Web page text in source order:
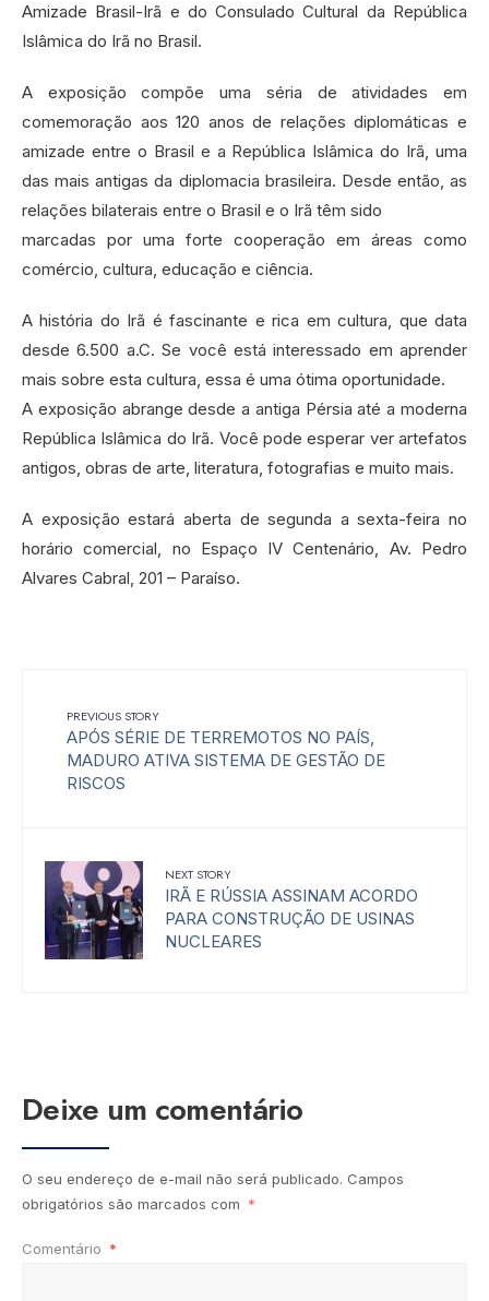
Amizade Brasil-Irã e do Consulado Cultural da República
Islâmica do Irã no Brasil.
A exposição compõe uma séria de atividades em
comemoração aos 120 anos de relações diplomáticas e
amizade entre o Brasil e a República Islâmica do Irã, uma
das mais antigas da diplomacia brasileira. Desde então, as
relações bilaterais entre o Brasil e o Irã têm sido
marcadas por uma forte cooperação em áreas como
comércio, cultura, educação e ciência.
A história do Irã é fascinante e rica em cultura, que data
desde 6.500 a.C. Se você está interessado em aprender
mais sobre esta cultura, essa é uma ótima oportunidade.
A exposição abrange desde a antiga Pérsia até a moderna
República Islâmica do Irã. Você pode esperar ver artefatos
antigos, obras de arte, literatura, fotografias e muito mais.
A exposição estará aberta de segunda a sexta-feira no
horário comercial, no Espaço IV Centenário, Av. Pedro
Alvares Cabral, 201 – Paraíso.
PREVIOUS STORY
APÓS SÉRIE DE TERREMOTOS NO PAÍS,
MADURO ATIVA SISTEMA DE GESTÃO DE
RISCOS
NEXT STORY
IRÃ E RÚSSIA ASSINAM ACORDO
PARA CONSTRUÇÃO DE USINAS
NUCLEARES
Deixe um comentário
O seu endereço de e-mail não será publicado. Campos
obrigatórios são marcados com *
Comentário *